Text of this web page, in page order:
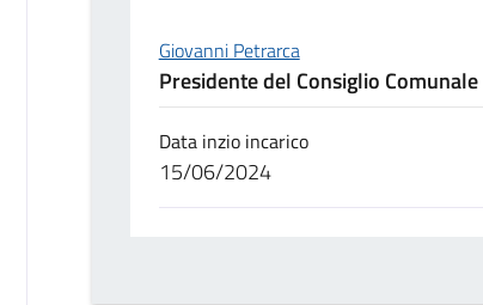
Giovanni Petrarca
Presidente del Consiglio Comunale
Data inzio incarico
15/06/2024